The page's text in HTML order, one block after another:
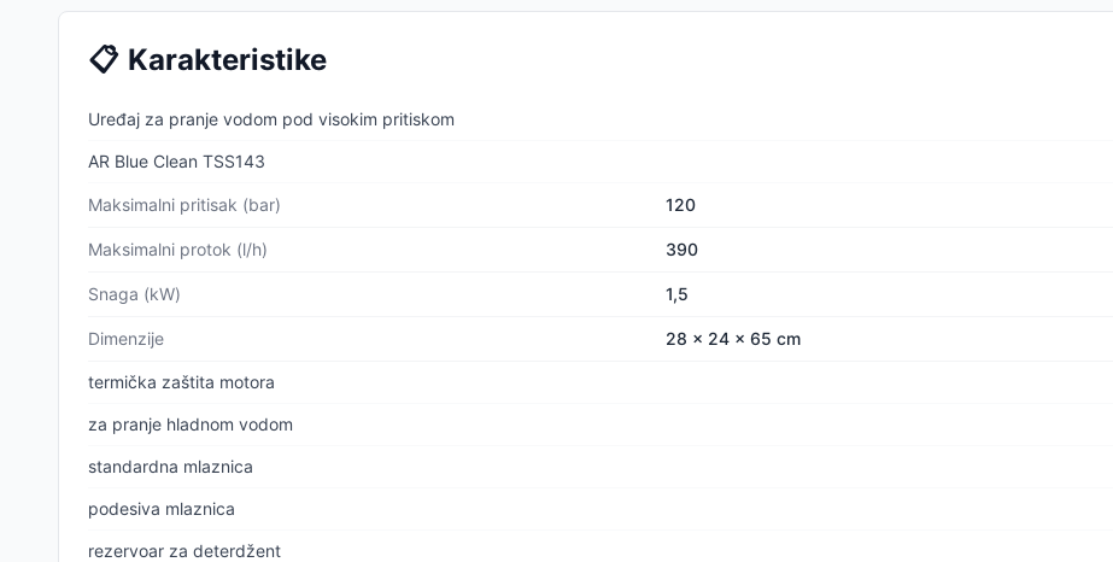
📋 Karakteristike
Uređaj za pranje vodom pod visokim pritiskom
AR Blue Clean TSS143
Maksimalni pritisak (bar) 120
Maksimalni protok (l/h) 390
Snaga (kW) 1,5
Dimenzije 28 x 24 x 65 cm
termička zaštita motora
za pranje hladnom vodom
standardna mlaznica
podesiva mlaznica
rezervoar za deterdžent